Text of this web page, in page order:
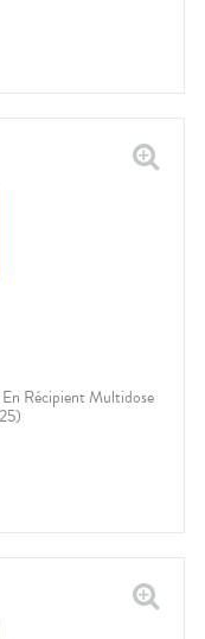
Récipient Multidose